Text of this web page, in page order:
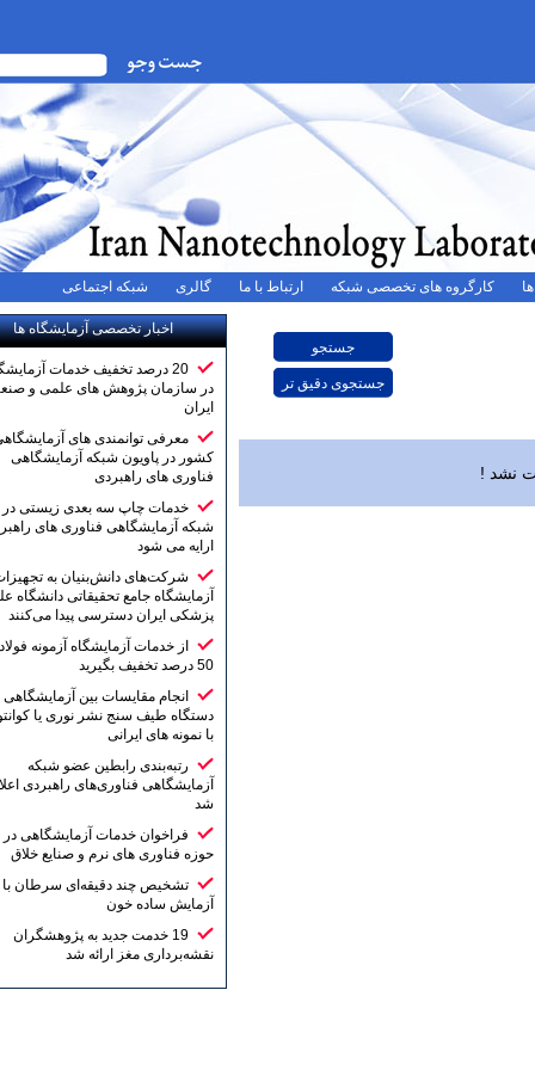
های تخصصی شبکه ارتباط با ما گالری شبکه اجتماعی
اخبار تخصصی آزمایشگاه ها
20 درصد تخفیف خدمات آزمایشگاهی
در سازمان پژوهش های علمی و صنعتی
معرفی توانمندی های آزمایشگاهی
کشور در پاویون شبکه آزمایشگاهی
فناوری های راهبردی
خدمات چاپ سه بعدی زیستی در
شبکه آزمایشگاهی فناوری های راهبردی
شرکت‌های دانش‌بنیان به تجهیزات
آزمایشگاه جامع تحقیقاتی دانشگاه علوم
پزشکی ایران دسترسی پیدا می‌کنند
از خدمات آزمایشگاه آزمونه فولاد تا
انجام مقایسات بین آزمایشگاهی
دستگاه طیف سنج نشر نوری یا کوانتومتر
با نمونه های ایرانی
رتبه‌بندی رابطین عضو شبکه
آزمایشگاهی فناوری‌های راهبردی اعلام
فراخوان خدمات آزمایشگاهی در
حوزه فناوری های نرم و صنایع خلاق
تشخیص چند دقیقه‌ای سرطان با یک
آزمایش ساده خون
19 خدمت جدید به پژوهشگران
نقشه‌برداری مغز ارائه شد